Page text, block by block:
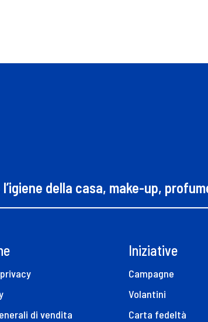
della casa, make-up,
di vendita
Iniziative
Campagne
Volantini
Carta fedeltà